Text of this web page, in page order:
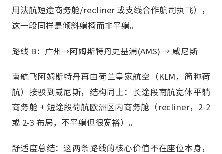
用法航短途商务舱/recliner 或支线合作航司执飞），
这一段同样是倾斜躺椅而非平躺。
路线 B：广州→阿姆斯特丹史基浦(AMS) → 威尼斯
南航飞阿姆斯特丹再由荷兰皇家航空（KLM，简称荷
航）接驳到威尼斯，结构同上：长途段南航宽体平躺
商务舱 + 短途段荷航欧洲区内商务舱（recliner，2-2
或 2-3 布局，不平躺但很宽裕）。
舒适度总结：这两条路线的核心价值不在座位本身，